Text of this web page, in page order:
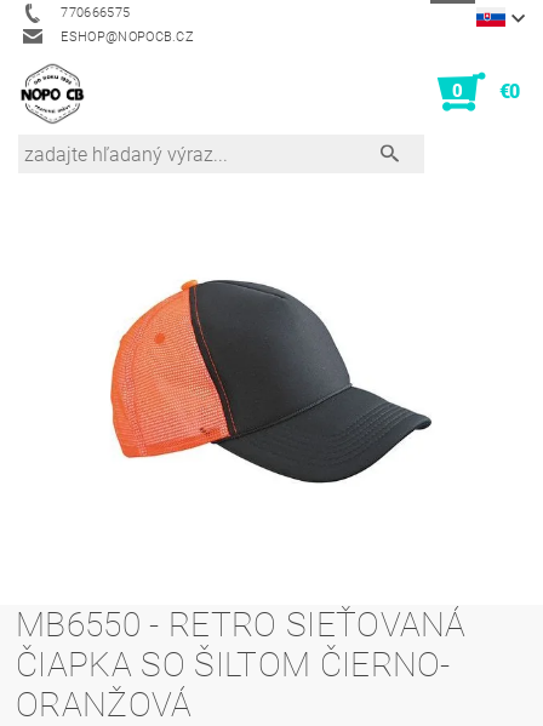
770666575
ESHOP@NOPOCB.CZ
0 €0
MB6550 - RETRO SIEŤOVANÁ
ČIAPKA SO ŠILTOM ČIERNO-
ORANŽOVÁ